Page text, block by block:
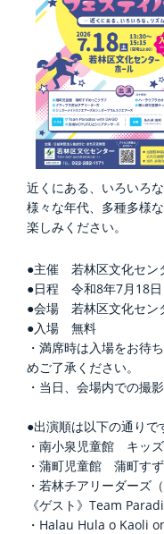
近くにある、いろいろな
様々な年代、多種多様
楽しみください。
●主催 若林区文化セン
●日程 令和8年7月18
●会場 若林区文化セ
●入場 無料
・満席時は入場をお待
めご了承ください。
・当日、会場内での撮
●出演順は以下の通りで
・南小泉児童館 キッ
・蒲町児童館 蒲町す
・若林チアリーダーズ
《ゲスト》Team
・Halau Hula o Kaoli